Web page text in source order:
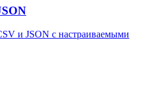
и JSON с настраиваемыми